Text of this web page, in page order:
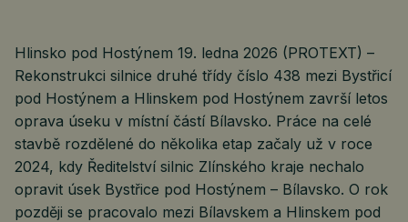
Hlinsko pod Hostýnem 19. ledna 2026 (PROTEXT) –
Rekonstrukci silnice druhé třídy číslo 438 mezi Bystřicí
pod Hostýnem a Hlinskem pod Hostýnem završí letos
oprava úseku v místní částí Bílavsko. Práce na celé
stavbě rozdělené do několika etap začaly už v roce
2024, kdy Ředitelství silnic Zlínského kraje nechalo
opravit úsek Bystřice pod Hostýnem – Bílavsko. O rok
později se pracovalo mezi Bílavskem a Hlinskem pod